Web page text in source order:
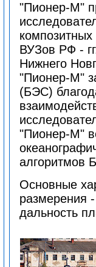
"Пионер-М"
ВУЗов РФ -
Нижнего
"Пионер-М"
(БЭС)
"Пионер-М"
алгоритмов
Основные
размерения
дальность